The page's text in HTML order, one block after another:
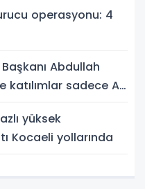
operasyonu: 4
Abdullah
katılımlar sadece AK
yüksek
Kocaeli yollarında